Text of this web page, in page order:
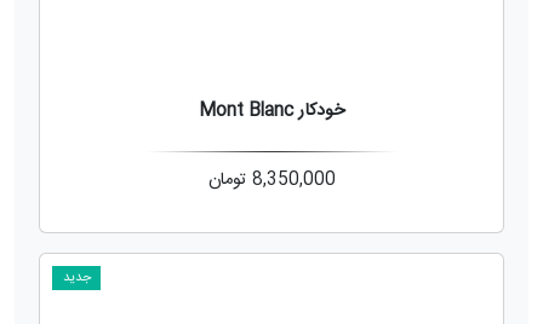
خودکار Mont Blanc
8,350,000 تومان
جدید